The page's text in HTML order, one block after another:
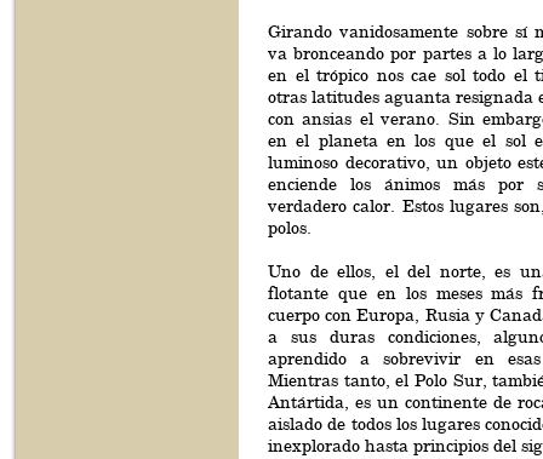
Girando vanidosamente sobre sí
va bronceando por partes a lo
en el trópico nos cae sol todo el
otras latitudes aguanta resignada
con ansias el verano. Sin
en el planeta en los que el sol
luminoso decorativo, un objeto
enciende los ánimos más por
verdadero calor. Estos lugares
polos.
Uno de ellos, el del norte, es
flotante que en los meses más
cuerpo con Europa, Rusia y
a sus duras condiciones,
aprendido a sobrevivir en
Mientras tanto, el Polo Sur,
Antártida, es un continente de
aislado de todos los lugares
inexplorado hasta principios del